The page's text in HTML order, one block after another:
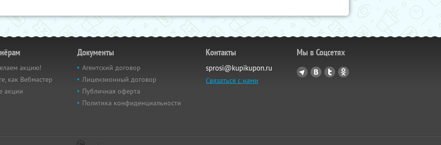
акцию!
как Вебмастер
акции
Документы
Агентский договор
Лицензионный договор
Публичная оферта
Политика конфиденциальности
Контакты
sprosi@kupikupon.ru
Связаться с нами
Мы в Соцсетях